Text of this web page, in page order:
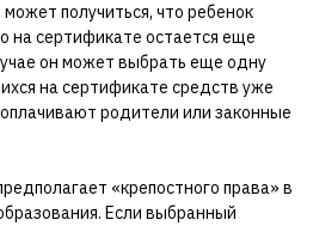
получиться, что ребенок
на сертификате остается еще
он может выбрать еще одну
на сертификате средств уже
родители или законные
«крепостного права» в
Если выбранный